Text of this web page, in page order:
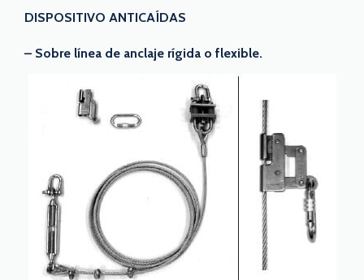
DISPOSITIVO ANTICAÍDAS
– Sobre línea de anclaje rígida o flexible.